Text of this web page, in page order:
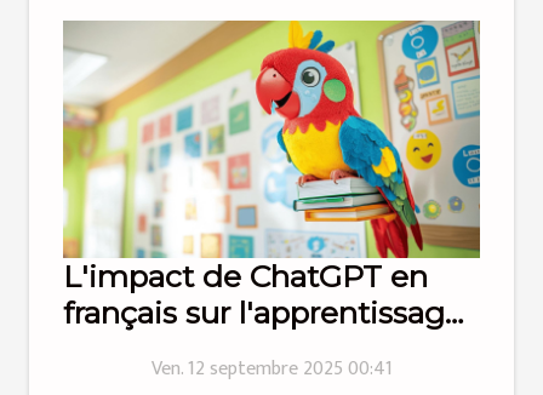
L'impact de ChatGPT en
français sur l'apprentissage
Ven. 12 septembre 2025 00:41